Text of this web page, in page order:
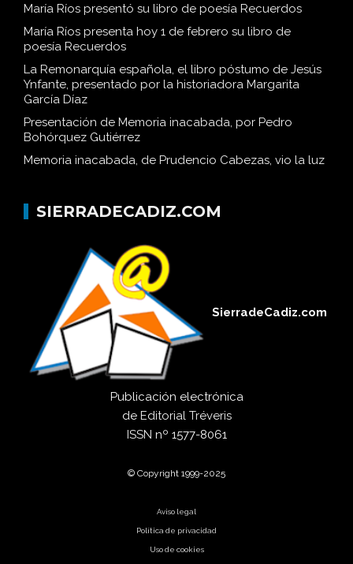
María Ríos presentó su libro de poesía Recuerdos
María Ríos presenta hoy 1 de febrero su libro de
poesía Recuerdos
La Remonarquía española, el libro póstumo de Jesús
Ynfante, presentado por la historiadora Margarita
García Díaz
Presentación de Memoria inacabada, por Pedro
Bohórquez Gutiérrez
Memoria inacabada, de Prudencio Cabezas, vio la luz
SIERRADECADIZ.COM
SierradeCadiz.com
Publicación electrónica
de Editorial Tréveris
ISSN nº 1577-8061
© Copyright 1999-2025
Aviso legal
Política de privacidad
Uso de cookies